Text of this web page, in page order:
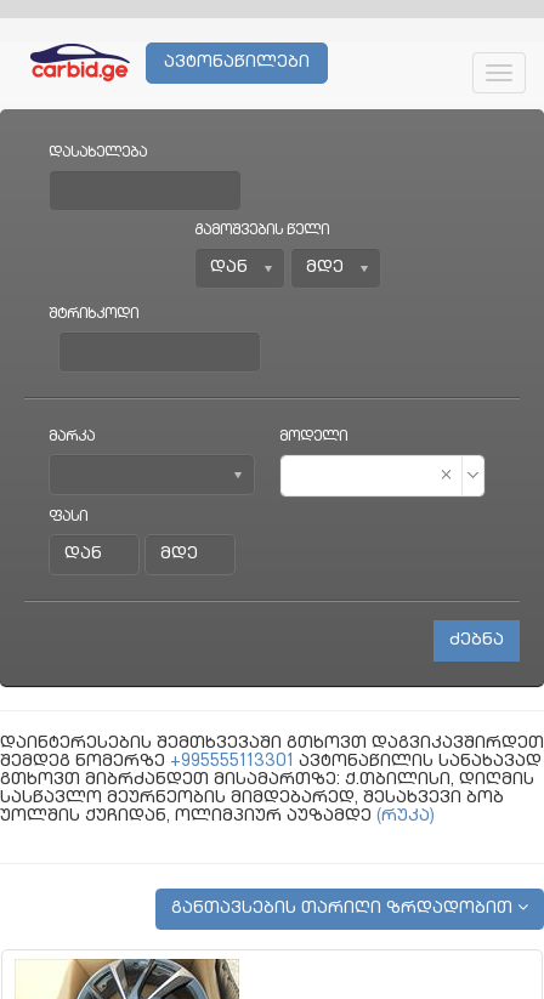
ავტონაწილები
დასახელება
გამოშვების წელი
შტრიხკოდი
მარკა მოდელი
ფასი
დაინტერესების შემთხვევაში გთხოვთ დაგვიკავშირდეთ
შემდეგ ნომერზე +995555113301 ავტონაწილის სანახავად
გთხოვთ მიბრძანდეთ მისამართზე: ქ.თბილისი, დიღმის
სასწავლო მეურნეობის მიმდებარედ, შესახვევი ბობ
უოლშის ქუჩიდან, ოლიმპიურ აუზამდე (რუკა)
განთავსების თარიღი ზრდადობით